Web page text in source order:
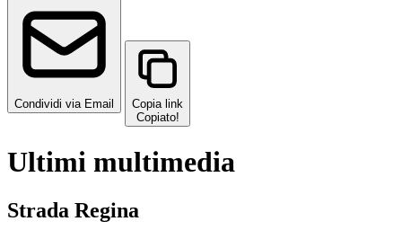
Condividi via Email
Copia link
Copiato!
Ultimi multimedia
Strada Regina